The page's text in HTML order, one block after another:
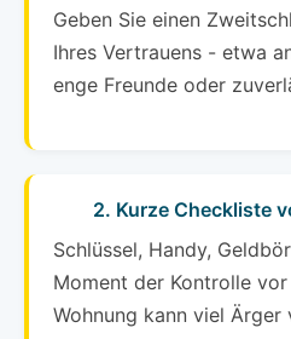
Geben Sie einen
Ihres Vertrauens - etwa
enge Freunde oder
2. Kurze Checkliste
Schlüssel, Handy,
Moment der Kontrolle
Wohnung kann viel Ärger